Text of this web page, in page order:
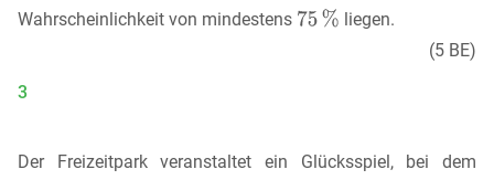
Wahrscheinlichkeit von mindestens
liegen.
(5 BE)
3
Der Freizeitpark veranstaltet ein Glücksspiel, bei dem